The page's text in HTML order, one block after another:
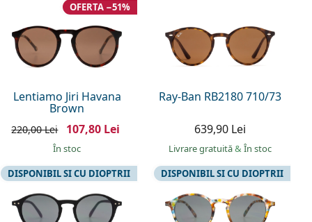
Lentiamo Jiri Havana
Brown
OFERTA −51%
220,00 Lei 107,80 Lei
În stoc
Ray-Ban RB2180 710/73
639,90 Lei
Livrare gratuită& În stoc
DISPONIBIL SI CU DIOPTRII DISPONIBIL SI CU DIOPTRII